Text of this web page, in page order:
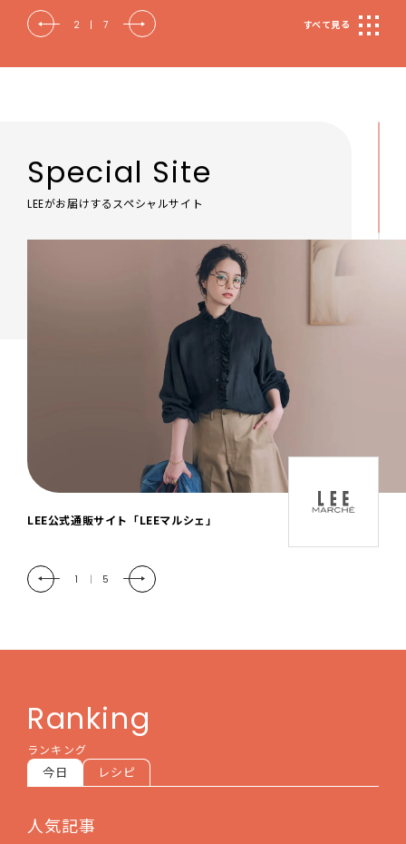
2 | 7 すべて見る
Special Site
LEEがお届けするスペシャルサイト
「LEE DAYS」本物志向にときめく。大人カ
2 | 5
Ranking
ランキング
今日 レシピ
人気記事